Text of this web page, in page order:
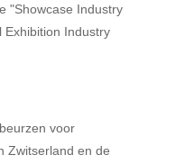
"Showcase Industry
Exhibition Industry
voor
Zwitserland en de